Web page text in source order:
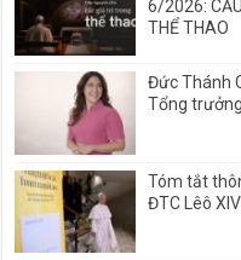
6/2026:
THỂ THAO
Đức Thánh
Tổng
Tóm tắt
ĐTC Lêô